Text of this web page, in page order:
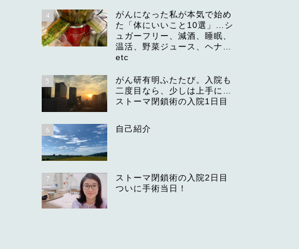
4
がんになった私が本気で始め
た「体にいいこと10選」…シ
ュガーフリー、減酒、睡眠、
温活、野菜ジュース、ヘナ…
etc
5
がん研有明ふたたび。入院も
二度目なら、少しは上手に…
ストーマ閉鎖術の入院1日目
6 自己紹介
7
ストーマ閉鎖術の入院2日目
ついに手術当日！